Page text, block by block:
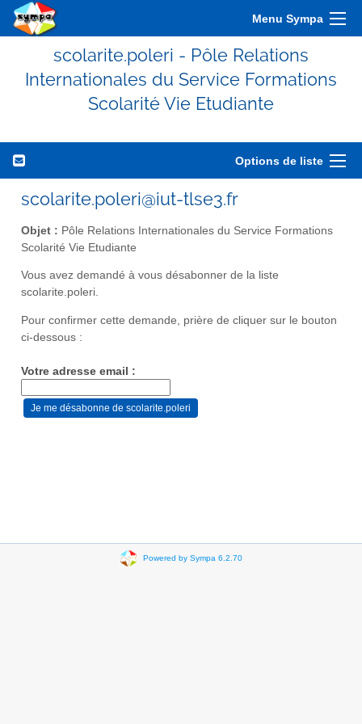
Menu Sympa
scolarite.poleri - Pôle Relations
Internationales du Service Formations
Scolarité Vie Etudiante
Options de liste
scolarite.poleri@iut-tlse3.fr
Objet : Pôle Relations Internationales du Service Formations
Scolarité Vie Etudiante
Vous avez demandé à vous désabonner de la liste
scolarite.poleri.
Pour confirmer cette demande, prière de cliquer sur le bouton
ci-dessous :
Votre adresse email :
Powered by Sympa 6.2.70